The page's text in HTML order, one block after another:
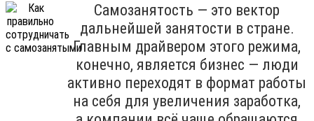
Самозанятость — это вектор
дальнейшей занятости в стране.
Главным драйвером этого режима,
конечно, является бизнес — люди
активно переходят в формат работы
на себя для увеличения заработка,